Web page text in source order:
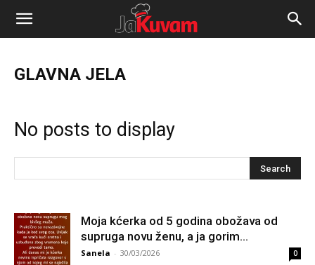
Portal
vijestiGLAVNA JELA
No posts to display
Moja kćerka od 5 godina obožava od
supruga novu ženu, a ja gorim…
Sanela - 30/03/2026 0